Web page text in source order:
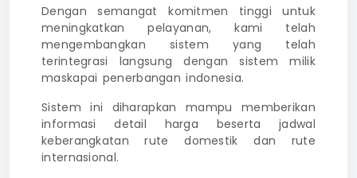
Dengan semangat komitmen tinggi untuk
meningkatkan pelayanan, kami telah
mengembangkan sistem yang telah
terintegrasi langsung dengan sistem milik
maskapai penerbangan indonesia.
Sistem ini diharapkan mampu memberikan
informasi detail harga beserta jadwal
keberangkatan rute domestik dan rute
internasional.